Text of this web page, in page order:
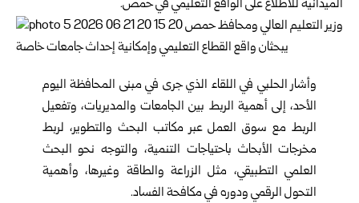
الميدانية للاطلاع على الواقع التعليمي فيحمص.
وأشار الحلبي في اللقاء الذي جرى في مبنى المحافظة اليوم
الأحد، إلى أهمية الربط بين الجامعات والمديريات، وتفعيل
الربط مع سوق العمل عبر مكاتب البحث والتطوير، لربط
مخرجات الأبحاث باحتياجات التنمية، والتوجه نحو البحث
العلمي التطبيقي، مثل الزراعة والطاقة وغيرها، وأهمية
التحول الرقمي ودوره في مكافحة الفساد.